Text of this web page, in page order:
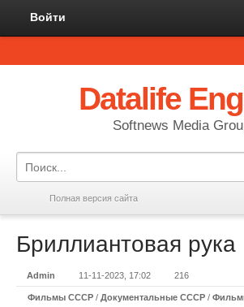
Войти
Datalife
Softnews Media
Полная версия сайта
Бриллиантовая рука
Admin 11-11-2023, 17:02 216
Фильмы СССР / Документальные СССР /